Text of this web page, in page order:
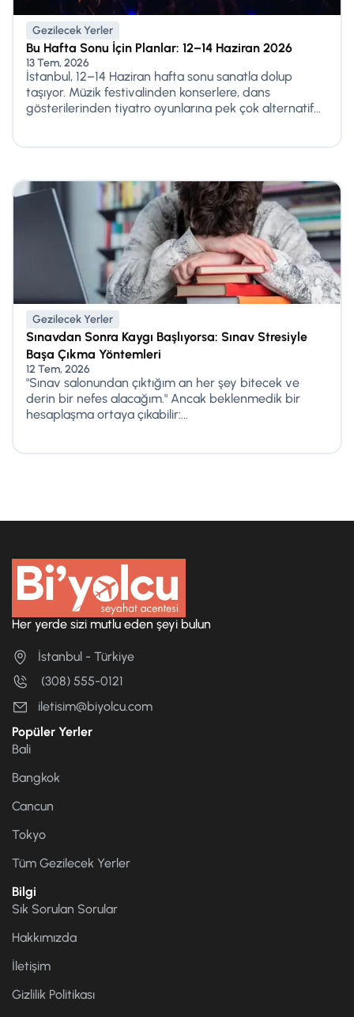
Gezilecek Yerler
Bu Hafta Sonu İçin Planlar: 12–14 Haziran 2026
13 Tem, 2026
İstanbul, 12–14 Haziran hafta sonu sanatla dolup
taşıyor. Müzik festivalinden konserlere, dans
gösterilerinden tiyatro oyunlarına pek çok alternatif...
Gezilecek Yerler
Sınavdan Sonra Kaygı Başlıyorsa: Sınav Stresiyle
Başa Çıkma Yöntemleri
12 Tem, 2026
"Sınav salonundan çıktığım an her şey bitecek ve
derin bir nefes alacağım." Ancak beklenmedik bir
hesaplaşma ortaya çıkabilir:...
Her yerde sizi mutlu eden şeyi bulun
İstanbul - Türkiye
(308) 555-0121
iletisim@biyolcu.com
Popüler Yerler
Bali
Bangkok
Cancun
Tokyo
Tüm Gezilecek Yerler
Bilgi
Sık Sorulan Sorular
Hakkımızda
İletişim
Gizlilik Politikası